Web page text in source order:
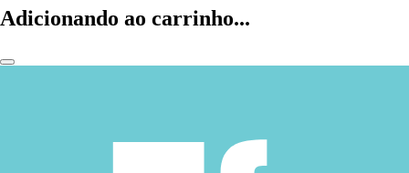
Adicionando ao carrinho...